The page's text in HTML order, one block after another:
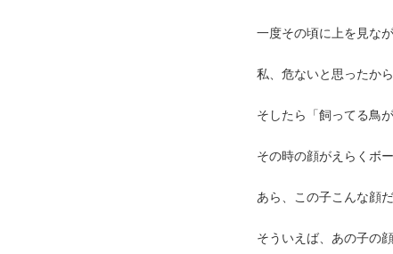
一度その頃に上を見な
私、危ないと思ったか
そしたら「飼ってる鳥
その時の顔がえらくボ
あら、この子こんな顔
そういえば、あの子の